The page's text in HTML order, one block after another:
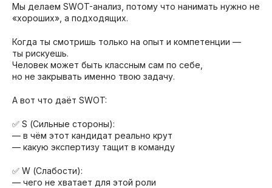
Мы делаем SWOT-анализ, потому что нанимать нужно не
«хороших», а подходящих.
Когда ты смотришь только на опыт и компетенции —
ты рискуешь.
Человек может быть классным сам по себе,
но не закрывать именно твою задачу.
А вот что даёт SWOT:
✅ S (Сильные стороны):
— в чём этот кандидат реально крут
— какую экспертизу тащит в команду
✅ W (Слабости):
— чего не хватает для этой роли